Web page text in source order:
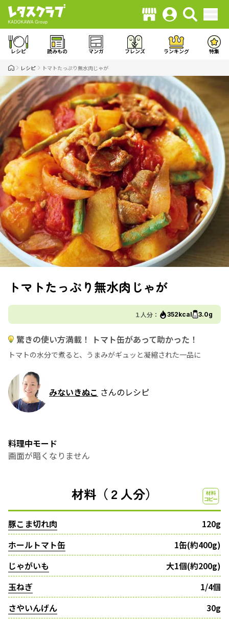
レシピ 読みもの マンガ フレンズ ランキング 特集
レシピ トマトたっぷり無水肉じゃが
トマトたっぷり無水肉じゃが
１人分： 352kcal 3.0g
驚きの使い方満載！ トマト缶があって助かった！
トマトの水分で煮ると、うまみがギュッと凝縮された一品に
みないきぬこ さんのレシピ
料理中モード
画面が暗くなりません
材料（２人分）
豚こま切れ肉
120g
ホールトマト缶
1缶(約400g)
じゃがいも
大1個(約200g)
玉ねぎ
1/4個
さやいんげん
30g